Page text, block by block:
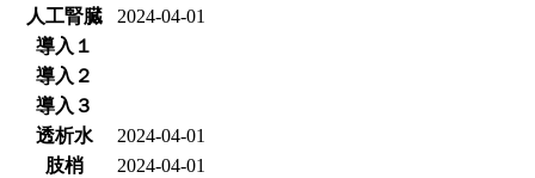
人工腎臓
2024-04-01
導入１
導入２
導入３
透析水
2024-04-01
肢梢
2024-04-01